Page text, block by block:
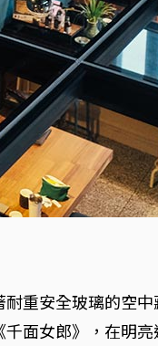
重安全玻璃的空
面女郎》，在明